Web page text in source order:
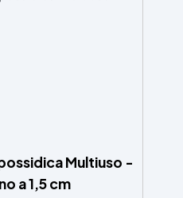
Multiuso -
a 1,5 cm